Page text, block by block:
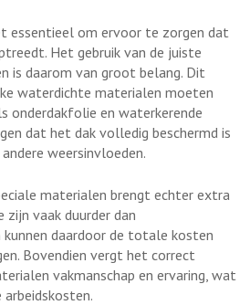
essentieel om ervoor te zorgen dat
Het gebruik van de juiste
is daarom van groot belang. Dit
waterdichte materialen moeten
onderdakfolie en waterkerende
dat het dak volledig beschermd is
weersinvloeden.
materialen brengt echter extra
vaak duurder dan
daardoor de totale kosten
Bovendien vergt het correct
vakmanschap en ervaring, wat